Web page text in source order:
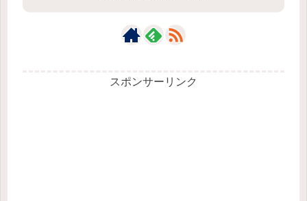
スポンサーリンク